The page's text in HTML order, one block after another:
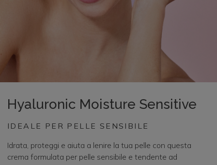
Hyaluronic Moisture Sensitive
IDEALE PER PELLE SENSIBILE
Idrata, proteggi e aiuta a lenire la tua pelle con questa
crema formulata per pelle sensibile e tendente ad